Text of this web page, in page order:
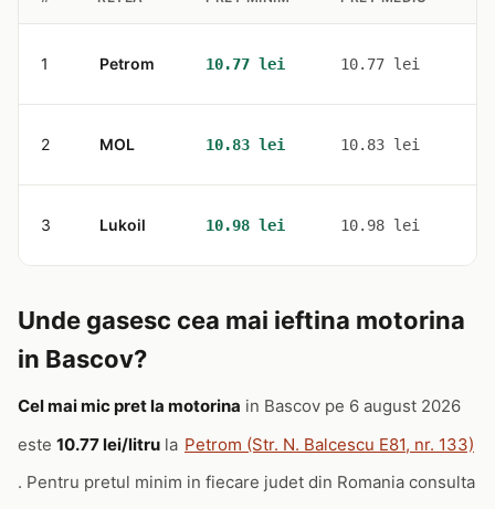
1 Petrom 10.77 lei 10.77 lei
2 MOL 10.83 lei 10.83 lei
3 Lukoil 10.98 lei 10.98 lei
Unde gasesc cea mai ieftina motorina
in Bascov?
Cel mai mic pret la motorina in Bascov pe 6 august 2026
este 10.77 lei/litru la Petrom (Str. N. Balcescu E81, nr. 133)
. Pentru pretul minim in fiecare judet din Romania consulta